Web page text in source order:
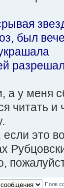
был
а у меня
читать и
это
Поле